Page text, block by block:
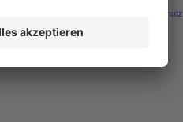
Datenschutz